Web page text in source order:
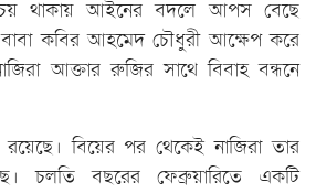
থাকায় আইনের বদলে আপস বেছে
বাবা কবির আহমেদ চৌধুরী আক্ষেপ করে
আক্তার রুজির সাথে বিবাহ বন্ধনে
বিয়ের পর থেকেই নাজিরা তার
চলতি বছরের ফেব্রুয়ারিতে একটি